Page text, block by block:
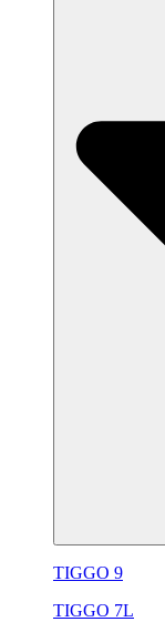
TIGGO 9
TIGGO 7L